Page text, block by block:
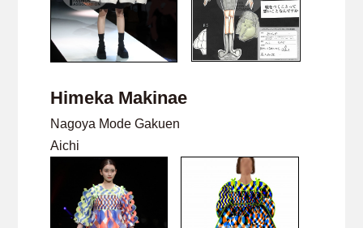
Himeka Makinae
Nagoya Mode Gakuen
Aichi